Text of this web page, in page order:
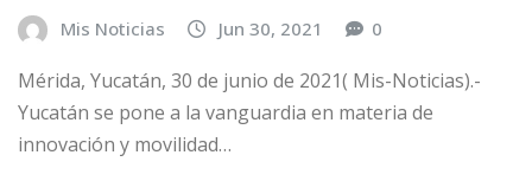
Mis Noticias Jun 30, 2021 0
Mérida, Yucatán, 30 de junio de 2021( Mis-Noticias).-
Yucatán se pone a la vanguardia en materia de
innovación y movilidad…